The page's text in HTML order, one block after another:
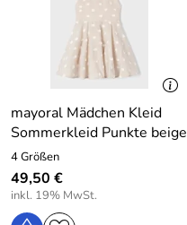
mayoral Mädchen Kleid
Sommerkleid Punkte beige
4 Größen
49,50 €
inkl. 19% MwSt.